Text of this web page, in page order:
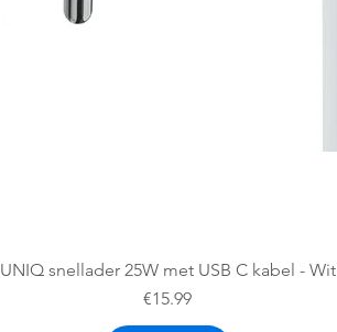
Quick View
UNIQ snellader 25W met USB C kabel - Wit
Price
€15.99